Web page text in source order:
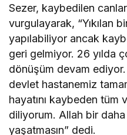
Sezer, kaybedilen
vurgulayarak, “Yıkılan
yapılabiliyor ancak
geri gelmiyor. 26 yılda
dönüşüm devam
devlet hastanemiz
hayatını kaybeden tüm
diliyorum. Allah bir
yaşatmasın” dedi.